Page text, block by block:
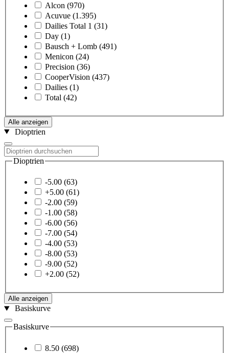
Alcon (970)
Acuvue (1.395)
Dailies Total 1 (31)
Day (1)
Bausch + Lomb (491)
Menicon (24)
Precision (36)
CooperVision (437)
Dailies (1)
Total (42)
Alle anzeigen
Dioptrien
Dioptrien
-5.00 (63)
+5.00 (61)
-2.00 (59)
-1.00 (58)
-6.00 (56)
-7.00 (54)
-4.00 (53)
-8.00 (53)
-9.00 (52)
+2.00 (52)
Alle anzeigen
Basiskurve
Basiskurve
8.50 (698)